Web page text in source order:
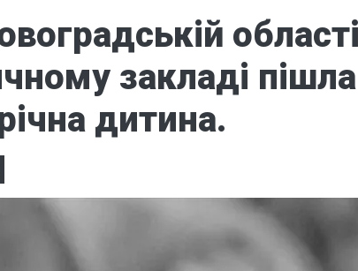
закладі
дитина.